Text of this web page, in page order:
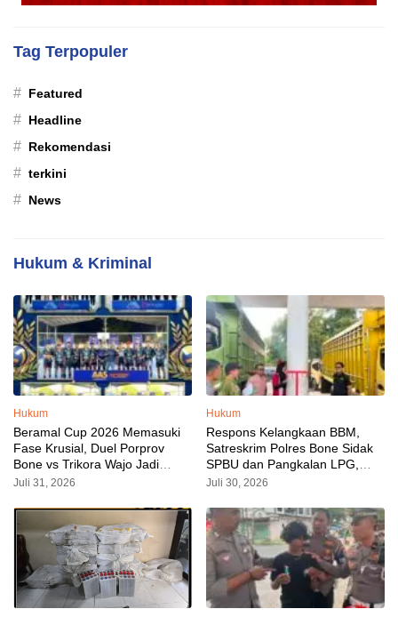
Tag Terpopuler
# Featured
# Headline
# Rekomendasi
# terkini
# News
Hukum & Kriminal
Hukum
Beramal Cup 2026 Memasuki
Fase Krusial, Duel Porprov
Bone vs Trikora Wajo Jadi
Sorotan Malam Ini
Juli 31, 2026
Hukum
Respons Kelangkaan BBM,
Satreskrim Polres Bone Sidak
SPBU dan Pangkalan LPG,
AKP Alvin Aji Imbau Pengelola
Tepat Sasaran
Juli 30, 2026